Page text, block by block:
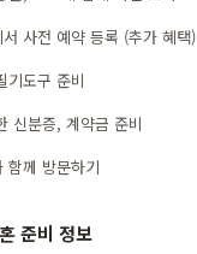
사전 예약 등록 (추가 혜택)
기도구 준비
신분증, 계약금 준비
함께 방문하기
준비 정보